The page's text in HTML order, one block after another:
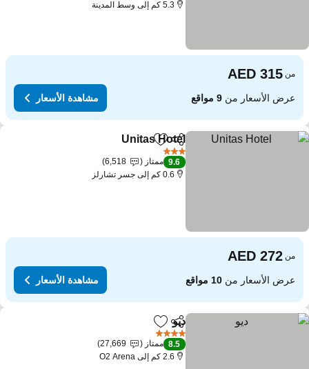
5.3 كم إلى وسط المدينة
من
عرض الأسعار من9 مواقع مشاهدة الأسعار
مشاركةAdd to favorites
Unitas Hotel
9.6 ممتاز
6,518
0.6 كم إلى جسر تشارلز
من
عرض الأسعار من10 مواقع مشاهدة الأسعار
مشاركةAdd to favorites
ديو
8.5 ممتاز
27,669
2.6 كم إلى O2 Arena